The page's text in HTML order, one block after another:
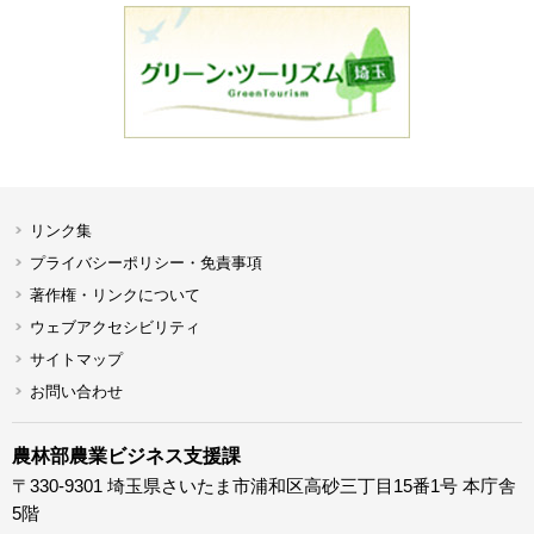
リンク集
プライバシーポリシー・免責事項
著作権・リンクについて
ウェブアクセシビリティ
サイトマップ
お問い合わせ
農林部農業ビジネス支援課
〒330-9301 埼玉県さいたま市浦和区高砂三丁目15番1号 本庁舎
5階